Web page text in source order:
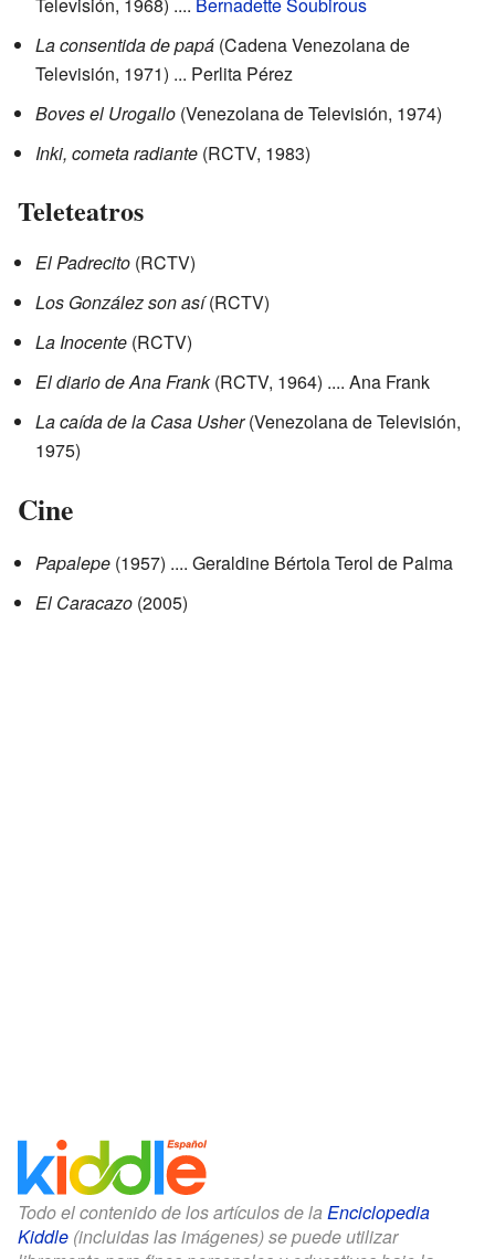
Televisión, 1968) .... Bernadette Soubirous
La consentida de papá (Cadena Venezolana de
Televisión, 1971) ... Perlita Pérez
Boves el Urogallo (Venezolana de Televisión, 1974)
Inki, cometa radiante (RCTV, 1983)
Teleteatros
El Padrecito (RCTV)
Los González son así(RCTV)
La Inocente (RCTV)
El diario de Ana Frank(RCTV, 1964) .... Ana Frank
La caída de la Casa Usher(Venezolana de Televisión,
1975)
Cine
Papalepe (1957) .... Geraldine Bértola Terol de Palma
El Caracazo (2005)
Todo el contenido de los artículos de la Enciclopedia
Kiddle (incluidas las imágenes) se puede utilizar